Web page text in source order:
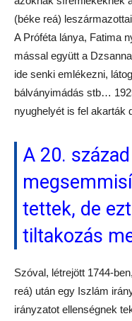
(béke reá)
A Próféta lánya, Fatima
mással együtt a
ide senki emlékezni,
bálványimádás stb…
nyughelyét is fel akarták
A 20.
tettek, de
tiltakozás
Szóval, létrejött 1744-
reá) után egy Iszlám
irányzatot ellenségnek